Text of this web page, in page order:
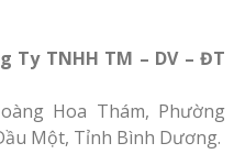
Ty TNHH TM – DV – ĐT
Hoa Thám, Phường
Một, Tỉnh Bình Dương.